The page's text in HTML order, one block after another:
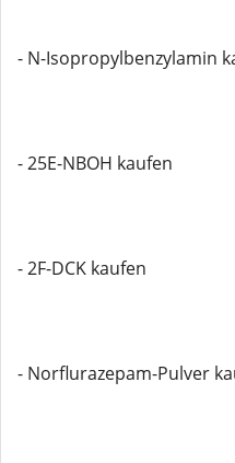
- N-Isopropylbenzylamin
- 25E-NBOH kaufen
- 2F-DCK kaufen
- Norflurazepam-Pulver